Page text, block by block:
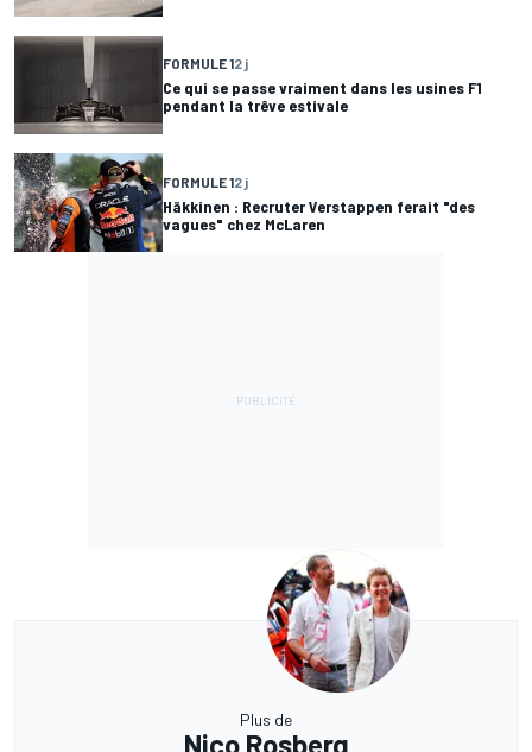
FORMULE 12 j
Ce qui se passe vraiment dans les usines F1
pendant la trêve estivale
FORMULE 12 j
Häkkinen : Recruter Verstappen ferait "des
vagues" chez McLaren
Plus de
Nico Rosberg